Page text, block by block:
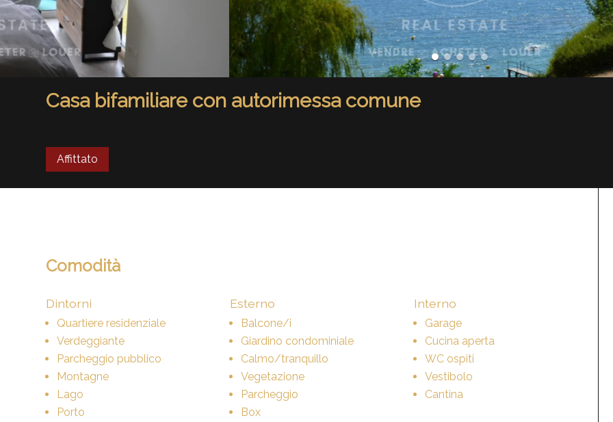
Casa bifamiliare con autorimessa comune
Affittato
Comodità
Dintorni
Quartiere residenziale
Verdeggiante
Parcheggio pubblico
Montagne
Lago
Porto
Esterno
Balcone/i
Giardino condominiale
Calmo/tranquillo
Vegetazione
Parcheggio
Box
Interno
Garage
Cucina aperta
WC ospiti
Vestibolo
Cantina